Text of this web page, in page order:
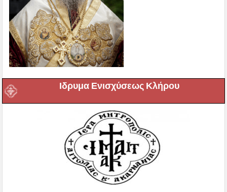
Ιδρυμα Ενισχύσεως Κλήρου